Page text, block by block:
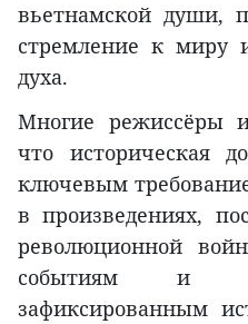
вьетнамской души,
стремление к миру
духа.
Многие режиссёры
что историческая
ключевым
в произведениях,
революционной
событиям и
зафиксированным